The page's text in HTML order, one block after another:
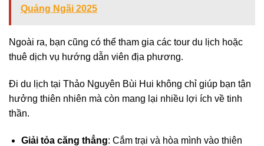
Quảng Ngãi 2025
Ngoài ra, bạn cũng có thể tham gia các tour du lịch hoặc
thuê dịch vụ hướng dẫn viên địa phương.
Đi du lịch tại Thảo Nguyên Bùi Hui không chỉ giúp bạn tận
hưởng thiên nhiên mà còn mang lại nhiều lợi ích về tinh
thần.
Giải tỏa căng thẳng: Cắm trại và hòa mình vào thiên